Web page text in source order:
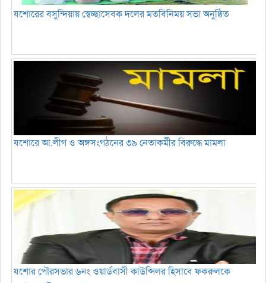
যশোরের বসুন্দিয়ায় স্বেচ্ছাসেবক দলের মতবিনিময় সভা অনুষ্ঠিত
যশোরে আ.লীগ ও অঙ্গসংগঠনের ৩৯ নেতাকর্মীর বিরুদ্ধে মামলা
যশোর পৌরসভার ৬নং ওয়ার্ডবাসী কাউন্সিলর হিসাবে ফকরুলকে